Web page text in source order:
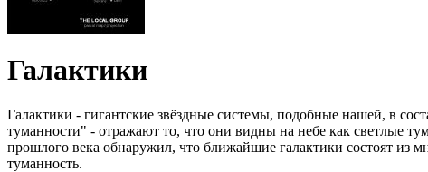
Галактики
Галактики - гигантские звёздные системы, подобные нашей, в
туманности" - отражают то, что они видны на небе как светлые
прошлого века обнаружил, что ближайшие галактики состоят из
туманность.